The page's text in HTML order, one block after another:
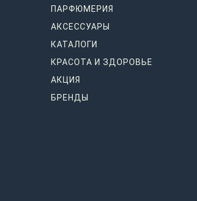
ПАРФЮМЕРИЯ
АКСЕССУАРЫ
КАТАЛОГИ
КРАСОТА И ЗДОРОВЬЕ
АКЦИЯ
БРЕНДЫ